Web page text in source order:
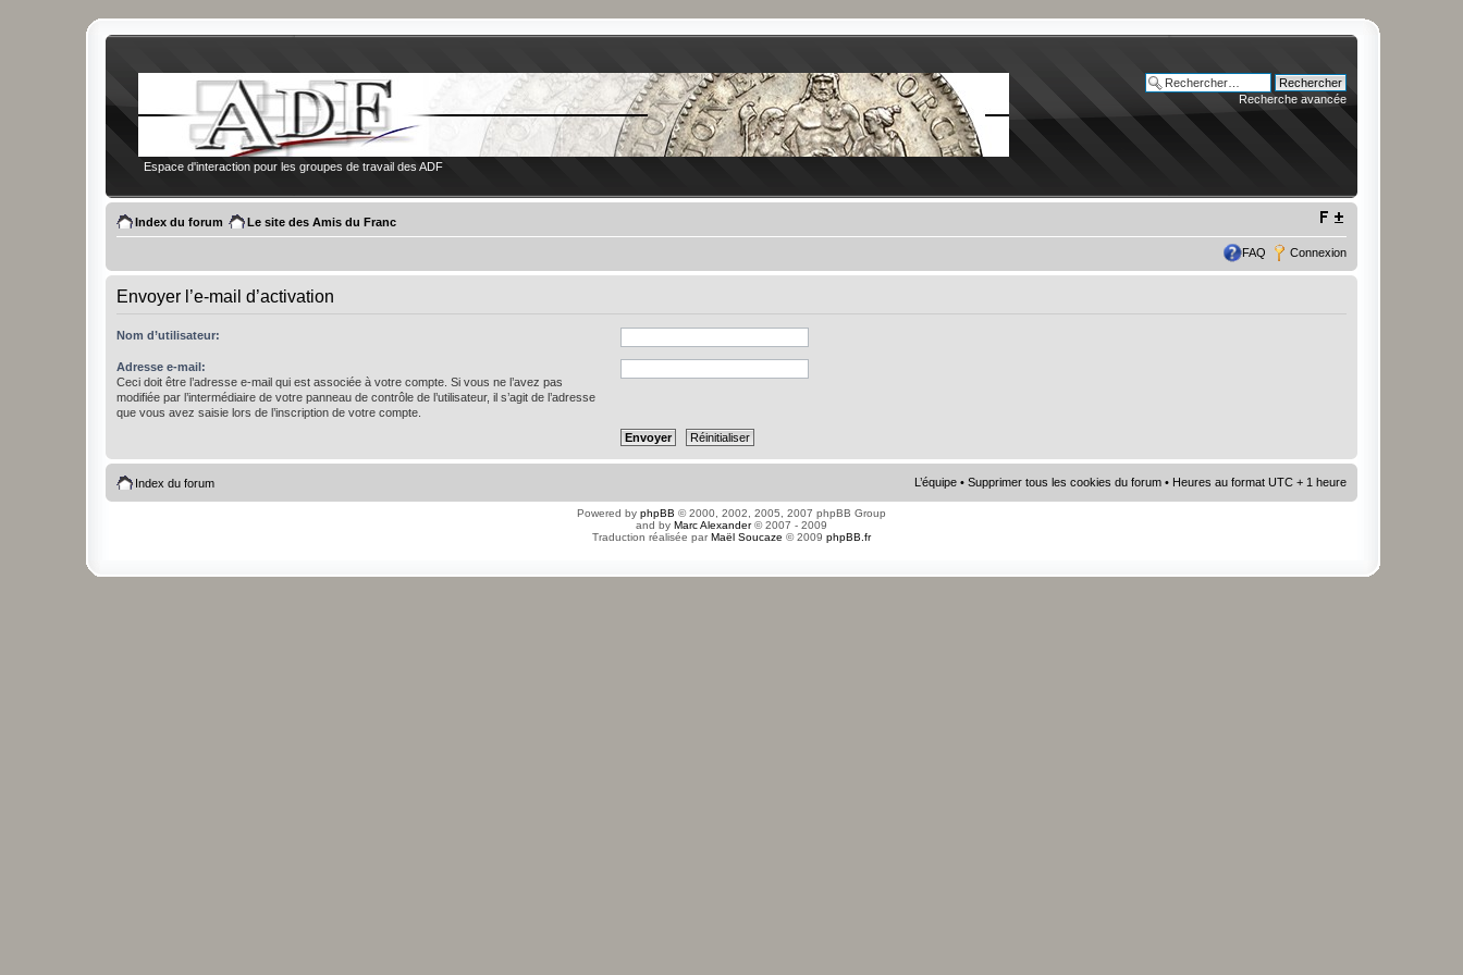
Espace d'interaction pour les groupes de travail des ADF
Recherche avancée
Index du forum Le site des Amis du Franc
FAQ Connexion
Envoyer l’e-mail d’activation
Nom d’utilisateur:
Adresse e-mail:
Ceci doit être l’adresse e-mail qui est associée à votre compte. Si vous ne l’avez pas
modifiée par l’intermédiaire de votre panneau de contrôle de l’utilisateur, il s’agit de l’adresse
que vous avez saisie lors de l’inscription de votre compte.
Index du forum L’équipe • Supprimer tous les cookies du forum • Heures au format UTC + 1 heure
Powered by phpBB © 2000, 2002, 2005, 2007 phpBB Group
and by Marc Alexander© 2007 - 2009
Traduction réalisée parMaël Soucaze © 2009 phpBB.fr